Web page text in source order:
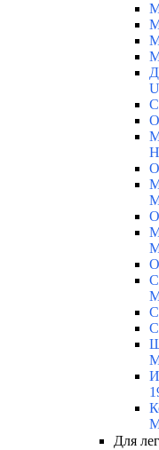
Для